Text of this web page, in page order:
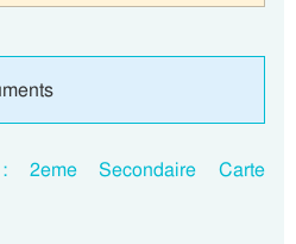
2eme Secondaire Carte